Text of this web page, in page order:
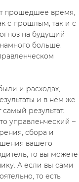
прошедшее время,
с прошлым, так и с
на будущий
больше.
и расходах,
и в нём же
результат.
управленческий –
сбора и
вашего
то вы можете
А если вы сами
то есть